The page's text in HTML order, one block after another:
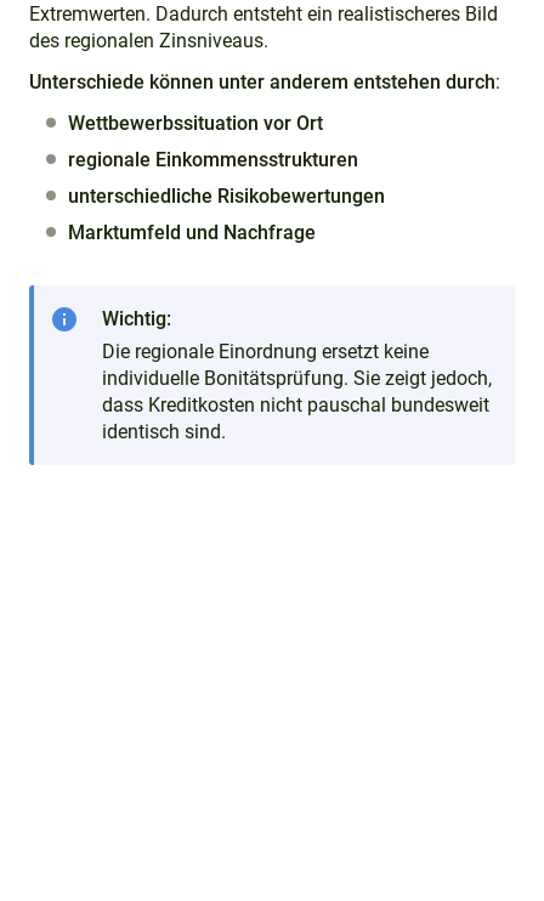
Extremwerten. Dadurch entsteht ein realistischeres Bild
des regionalen Zinsniveaus.
Unterschiede können unter anderem entstehen durch:
Wettbewerbssituation vor Ort
regionale Einkommensstrukturen
unterschiedliche Risikobewertungen
Marktumfeld und Nachfrage
info
Wichtig:
Die regionale Einordnung ersetzt keine
individuelle Bonitätsprüfung. Sie zeigt jedoch,
dass Kreditkosten nicht pauschal bundesweit
identisch sind.